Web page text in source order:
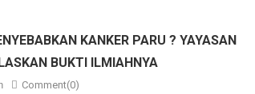
KANKER PARU ? YAYASAN
BUKTI ILMIAHNYA
Comment(0)